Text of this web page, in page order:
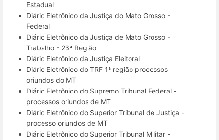
Estadual
Diário Eletrônico da Justiça do Mato Grosso -
Federal
Diário Eletrônico da Justiça de Mato Grosso -
Trabalho - 23ª Região
Diário Eletrônico da Justiça Eleitoral
Diário Eletrônico do TRF 1ª região processos
oriundos do MT
Diário Eletrônico do Supremo Tribunal Federal -
processos oriundos de MT
Diário Eletrônico do Superior Tribunal de Justiça -
processo oriundos de MT
Diário Eletrônico do Superior Tribunal Militar -